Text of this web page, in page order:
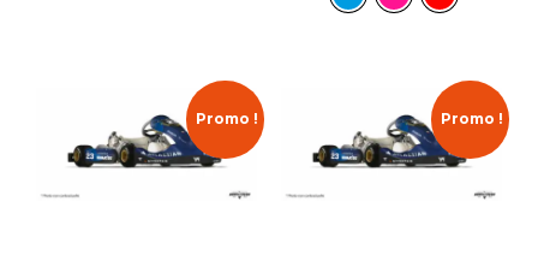
Promo ! Promo !